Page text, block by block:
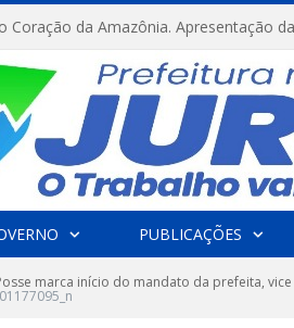
PUBLICAÇÕES
marca início do mandato da prefeita,